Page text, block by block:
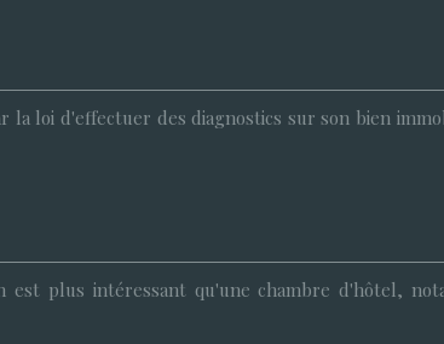
loi d'effectuer des diagnostics sur son bien
est plus intéressant qu'une chambre d'hôtel,